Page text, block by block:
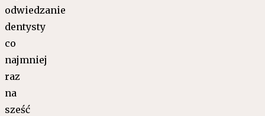
odwiedzanie
dentysty
co
najmniej
raz
na
sześć